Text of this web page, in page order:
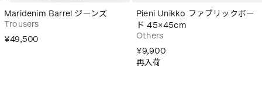
Maridenim Barrel ジーンズ
Trousers
¥49,500
Pieni Unikko ファブリックボー
ド 45×45cm
Others
¥9,900
再入荷